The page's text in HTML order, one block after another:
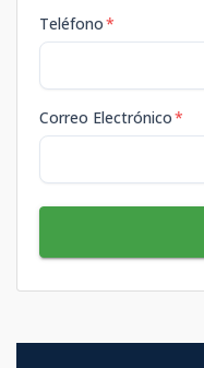
Teléfono*
Correo Electrónico*